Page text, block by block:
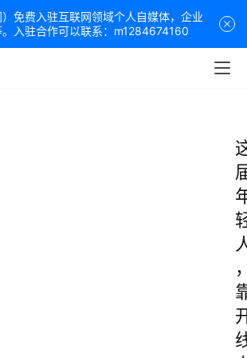
免费入驻互联网领域个人自媒体，企业
入驻合作可以联系：m1284674160